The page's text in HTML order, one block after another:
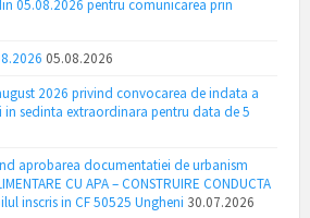
05.08.2026 pentru comunicarea prin
05.08.2026
2026 privind convocarea de indata a
sedinta extraordinara pentru data de 5
aprobarea documentatiei de urbanism
CU APA – CONSTRUIRE CONDUCTA
inscris in CF 50525 Ungheni 30.07.2026